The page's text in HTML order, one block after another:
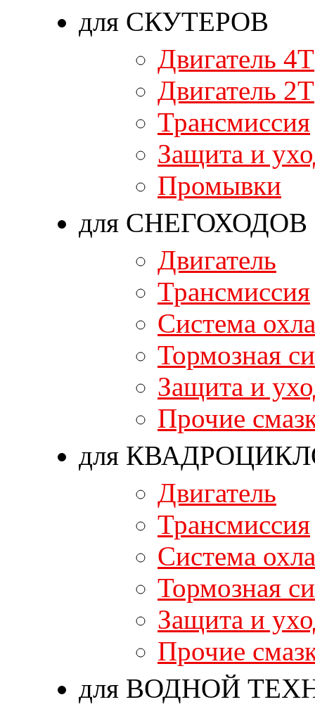
для СКУТЕРОВ
Двигатель 4T
Двигатель 2T
Трансмиссия
Защита и
Промывки
для СНЕГОХОДОВ
Двигатель
Трансмиссия
Система
Тормозная
Защита и
Прочие
для
Двигатель
Трансмиссия
Система
Тормозная
Защита и
Прочие
для ВОДНОЙ